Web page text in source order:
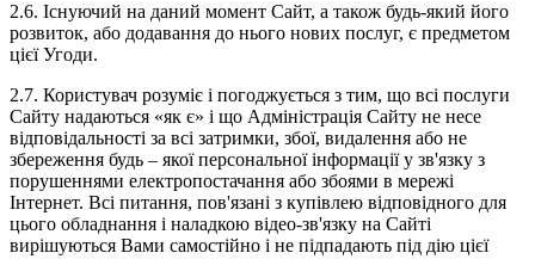
2.6. Існуючий на даний момент Сайт, а також будь-який його
розвиток, або додавання до нього нових послуг, є предметом
цієї Угоди.
2.7. Користувач розуміє і погоджується з тим, що всі послуги
Сайту надаються «як є» і що Адміністрація Сайту не несе
відповідальності за всі затримки, збої, видалення або не
збереження будь – якої персональної інформації у зв'язку з
порушеннями електропостачання або збоями в мережі
Інтернет. Всі питання, пов'язані з купівлею відповідного для
цього обладнання і наладкою відео-зв'язку на Сайті
вирішуються Вами самостійно і не підпадають під дію цієї